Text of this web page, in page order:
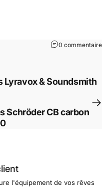
0 commentaire
& Soundsmith
Schröder CB carbon
l'équipement de vos rêves